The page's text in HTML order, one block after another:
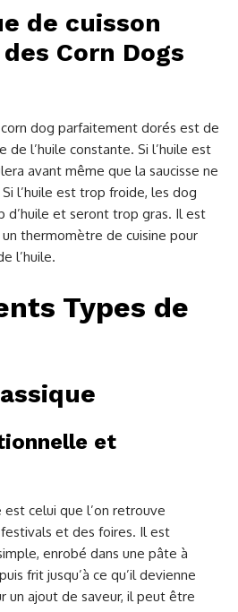
de cuisson
Corn Dogs
corn dog parfaitement dorés est de
l’huile constante. Si l’huile est
avant même que la saucisse ne
l’huile est trop froide, les dog
d’huile et seront trop gras. Il est
thermomètre de cuisine pour
l’huile.
Types de
et
celui que l’on retrouve
et des foires. Il est
enrobé dans une pâte à
frit jusqu’à ce qu’il devienne
un ajout de saveur, il peut être